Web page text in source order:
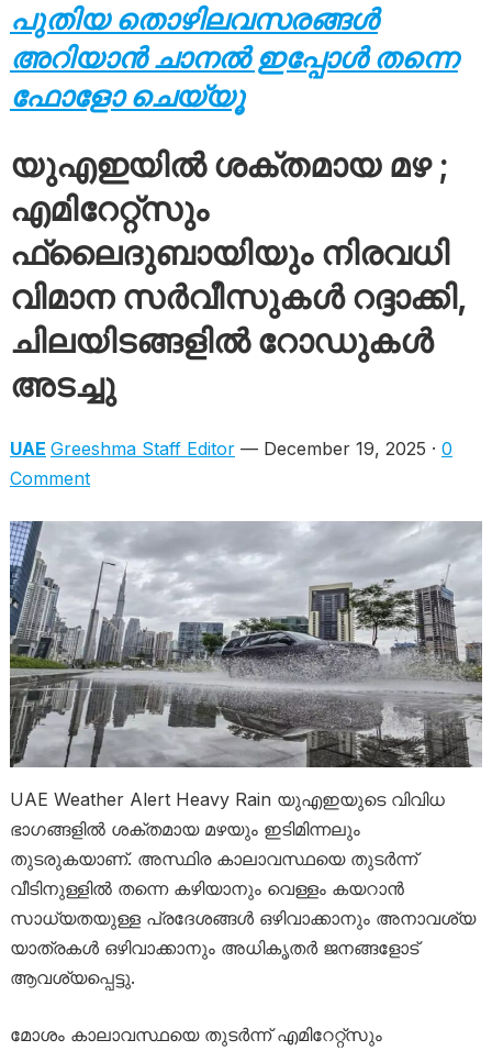
പുതിയ തൊഴിലവസരങ്ങൾ
അറിയാൻ ചാനൽ ഇപ്പോൾ തന്നെ
ഫോളോ ചെയ്യൂ
യുഎഇയിൽ ശക്തമായ മഴ ;
എമിറേറ്റ്സും
ഫ്ലൈദുബായിയും നിരവധി
വിമാന സർവീസുകൾ റദ്ദാക്കി,
ചിലയിടങ്ങളിൽ റോഡുകൾ
അടച്ചു
UAE Greeshma Staff Editor— December 19, 2025 · 0
Comment
UAE Weather Alert Heavy Rain യുഎഇയുടെ വിവിധ
ഭാഗങ്ങളിൽ ശക്തമായ മഴയും ഇടിമിന്നലും
തുടരുകയാണ്. അസ്ഥിര കാലാവസ്ഥയെ തുടർന്ന്
വീടിനുള്ളിൽ തന്നെ കഴിയാനും വെള്ളം കയറാൻ
സാധ്യതയുള്ള പ്രദേശങ്ങൾ ഒഴിവാക്കാനും അനാവശ്യ
യാത്രകൾ ഒഴിവാക്കാനും അധികൃതർ ജനങ്ങളോട്
ആവശ്യപ്പെട്ടു.
മോശം കാലാവസ്ഥയെ തുടർന്ന് എമിറേറ്റ്സും